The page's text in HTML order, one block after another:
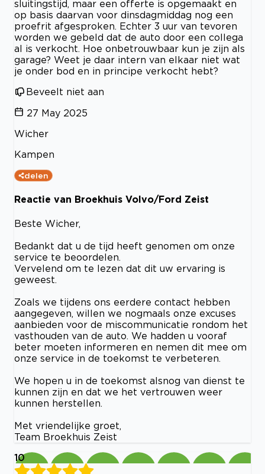
sluitingstijd, maar een offerte is opgemaakt en
op basis daarvan voor dinsdagmiddag nog een
proefrit afgesproken. Echter 3 uur van tevoren
worden we gebeld dat de auto door een collega
al is verkocht. Hoe onbetrouwbaar kun je zijn als
garage? Weet je daar intern van elkaar niet wat
je onder bod en in principe verkocht hebt?
Beveelt niet aan
27 May 2025
Wicher
Kampen
delen
Reactie van Broekhuis Volvo/Ford Zeist
Beste Wicher,
Bedankt dat u de tijd heeft genomen om onze
service te beoordelen.
Vervelend om te lezen dat dit uw ervaring is
geweest.
Zoals we tijdens ons eerdere contact hebben
aangegeven, willen we nogmaals onze excuses
aanbieden voor de miscommunicatie rondom het
vasthouden van de auto. We hadden u vooraf
beter moeten informeren en nemen dit mee om
onze service in de toekomst te verbeteren.
We hopen u in de toekomst alsnog van dienst te
kunnen zijn en dat we het vertrouwen weer
kunnen herstellen.
Met vriendelijke groet,
Team Broekhuis Zeist
10